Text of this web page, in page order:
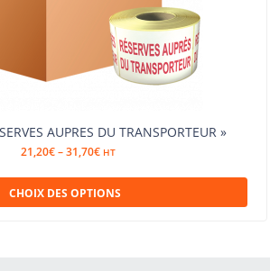
AUPRES DU TRANSPORTEUR »
21,20€–31,70€ HT
CHOIX DES OPTIONS